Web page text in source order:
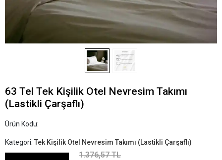
63 Tel Tek Kişilik Otel Nevresim Takımı
(Lastikli Çarşaflı)
Ürün Kodu:
Kategori: Tek Kişilik Otel Nevresim Takımı (Lastikli Çarşaflı)
1.376,57 TL